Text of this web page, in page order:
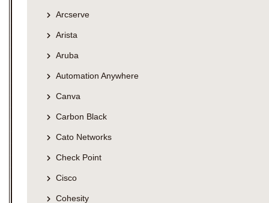
Arcserve
Arista
Aruba
Automation Anywhere
Canva
Carbon Black
Cato Networks
Check Point
Cisco
Cohesity